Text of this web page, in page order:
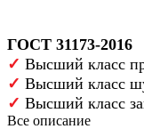
ГОСТ 31173-2016
✓ Высший класс
✓ Высший класс
✓ Высший класс
Все описание